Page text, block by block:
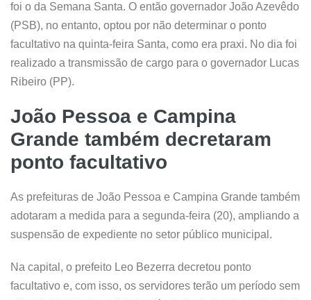
foi o da Semana Santa. O então governador João Azevêdo
(PSB), no entanto, optou por não determinar o ponto
facultativo na quinta-feira Santa, como era praxi. No dia foi
realizado a transmissão de cargo para o governador Lucas
Ribeiro (PP).
João Pessoa e Campina
Grande também decretaram
ponto facultativo
As prefeituras de João Pessoa e Campina Grande também
adotaram a medida para a segunda-feira (20), ampliando a
suspensão de expediente no setor público municipal.
Na capital, o prefeito Leo Bezerra decretou ponto
facultativo e, com isso, os servidores terão um período sem